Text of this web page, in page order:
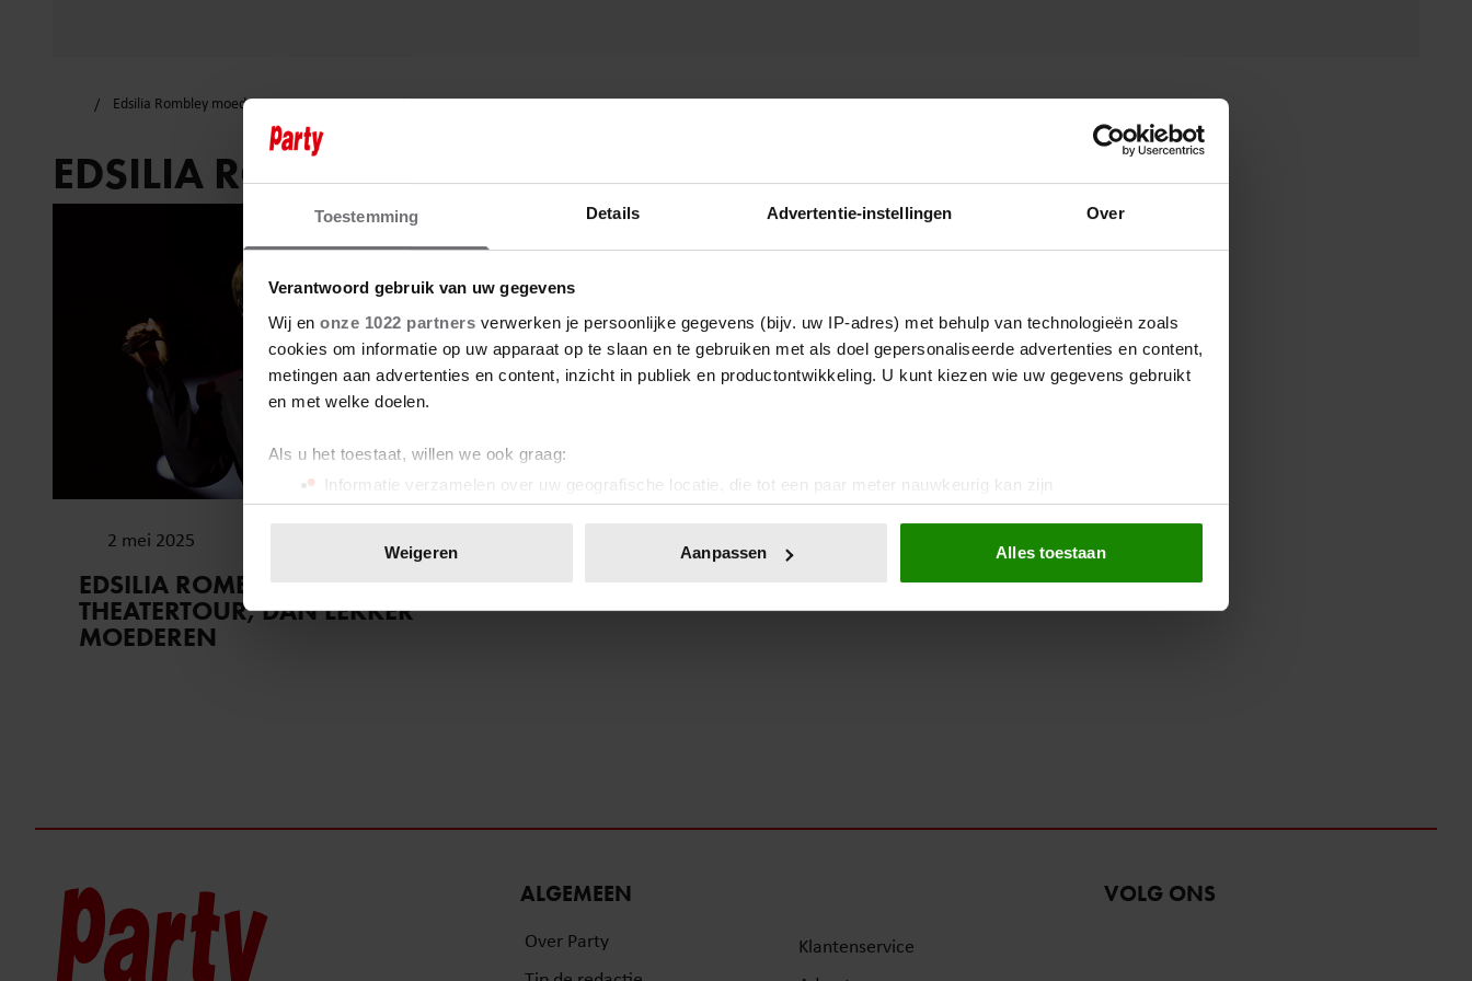
Toestemming Details Advertentie-instellingen Over
Verantwoord gebruik van uw gegevens
Wij en onze 1022 partners verwerken je persoonlijke gegevens (bijv. uw IP-adres) met behulp van technologieën zoals
cookies om informatie op uw apparaat op te slaan en te gebruiken met als doel gepersonaliseerde advertenties en content,
metingen aan advertenties en content, inzicht in publiek en productontwikkeling. U kunt kiezen wie uw gegevens gebruikt
en met welke doelen.
Als u het toestaat, willen we ook graag:
Informatie verzamelen over uw geografische locatie, die tot een paar meter nauwkeurig kan zijn
Uw apparaat identificeren door het actief te scannen op specifieke eigenschappen (fingerprinting)
toestemming op elk moment wijzigen of intrekken in de Cookieverklaring.
We gebruiken cookies om content en advertenties te personaliseren, om functies voor social media te bieden en om ons
Weigeren Aanpassen Alles toestaan
Edsilia Rombley moeder
EDSILIA ROMBLEY MOEDER
2 mei 2025
EDSILIA ROMBLEY: EERST
THEATERTOUR, DAN LEKKER
MOEDEREN
ALGEMEEN
Over Party
Klantenservice
VOLG ONS